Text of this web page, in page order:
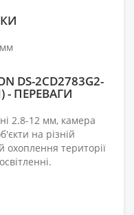
DS-2CD2783G2-
- ПЕРЕВАГИ
2.8-12 мм, камера
на різній
охоплення території